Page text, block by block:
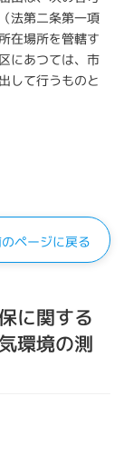
法第二条第一項
在場所を管轄す
にあつては、市
して行うものと
ページに戻る
に関する
環境の測